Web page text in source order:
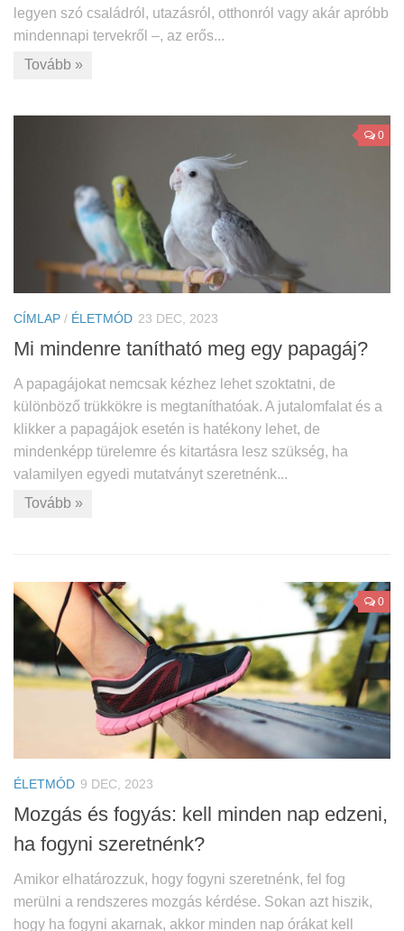
legyen szó családról, utazásról, otthonról vagy akár apróbb
mindennapi tervekről –, az erős...
Tovább »
0
CÍMLAP / ÉLETMÓD 23 DEC, 2023
Mi mindenre tanítható meg egy papagáj?
A papagájokat nemcsak kézhez lehet szoktatni, de
különböző trükkökre is megtaníthatóak. A jutalomfalat és a
klikker a papagájok esetén is hatékony lehet, de
mindenképp türelemre és kitartásra lesz szükség, ha
valamilyen egyedi mutatványt szeretnénk...
Tovább »
0
ÉLETMÓD 9 DEC, 2023
Mozgás és fogyás: kell minden nap edzeni,
ha fogyni szeretnénk?
Amikor elhatározzuk, hogy fogyni szeretnénk, fel fog
merülni a rendszeres mozgás kérdése. Sokan azt hiszik,
hogy ha fogyni akarnak, akkor minden nap órákat kell